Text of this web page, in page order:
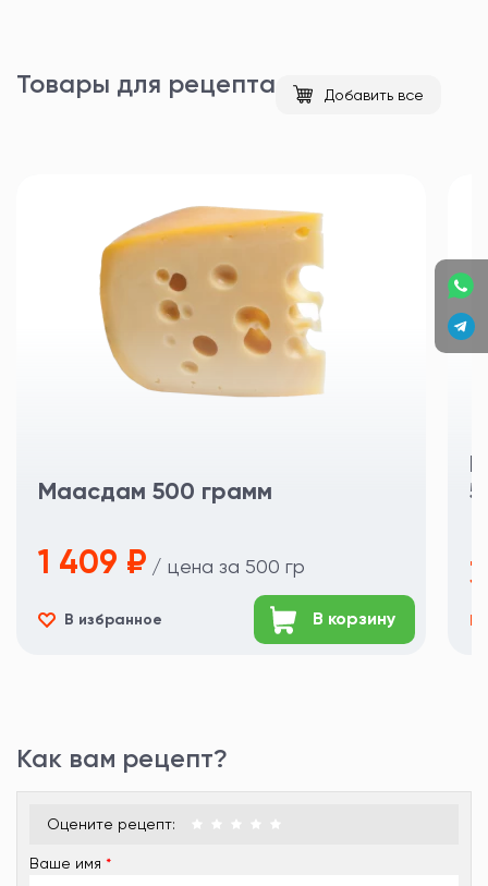
Товары для рецепта Добавить все
Маасдам 500 грамм
1 409 ₽ / цена за 500 гр
В корзину
В избранное
Как вам рецепт?
Оцените рецепт:
Ваше имя*